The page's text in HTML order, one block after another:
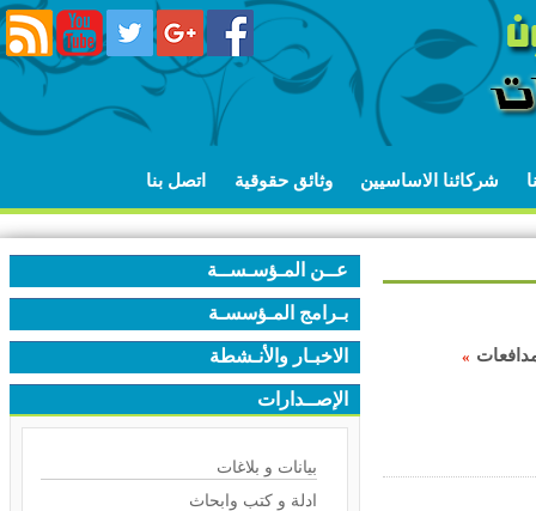
شركائنا الاساسيين وثائق حقوقية اتصل بنا
عــن المـؤسـســة
بـرامج المـؤسسـة
الاخبـار والأنـشطة
الإصــدارات
بيانات و بلاغات
ادلة و كتب وابحاث
»